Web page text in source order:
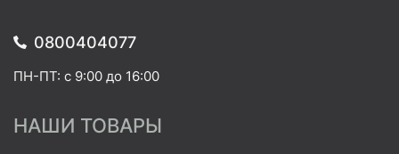
0800404077
ПН-ПТ: с 9:00 до 16:00
НАШИ ТОВАРЫ